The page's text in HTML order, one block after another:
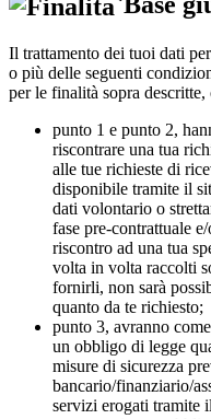
Il trattamento dei tuoi dati
o più delle seguenti
per le finalità sopra descritte,
punto 1 e punto 2,
riscontrare una tua
alle tue richieste di
disponibile tramite il
dati volontario o
fase pre-contrattuale
riscontro ad una tua
volta in volta raccolti
fornirli, non sarà
quanto da te richiesto;
punto 3, avranno
un obbligo di legge
misure di sicurezza
bancario/finanziario/
servizi erogati tramite